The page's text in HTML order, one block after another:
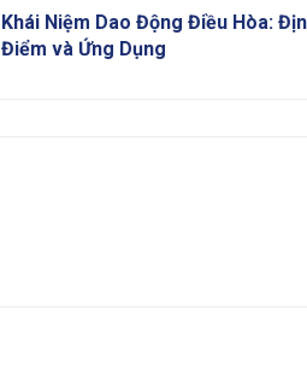
Khái Niệm Dao Động Điều Hòa:
Điểm và Ứng Dụng